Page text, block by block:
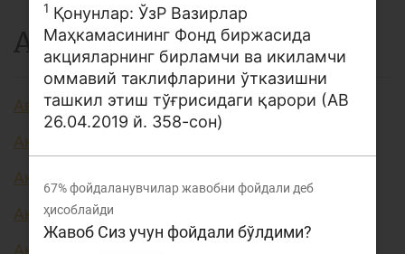
А
Авторизация
Аккредитив
Активлар
Акция
Акция курси
1 Қонунлар: ЎзР Вазирлар
Маҳкамасининг Фонд биржасида
акцияларнинг бирламчи ва икиламчи
оммавий таклифларини ўтказишни
ташкил этиш тўғрисидаги қарори (АВ
26.04.2019 й. 358-сон)
67%фойдаланувчилар жавобни фойдали деб
ҳисоблайди
Жавоб Сиз учун фойдали бўлдими?